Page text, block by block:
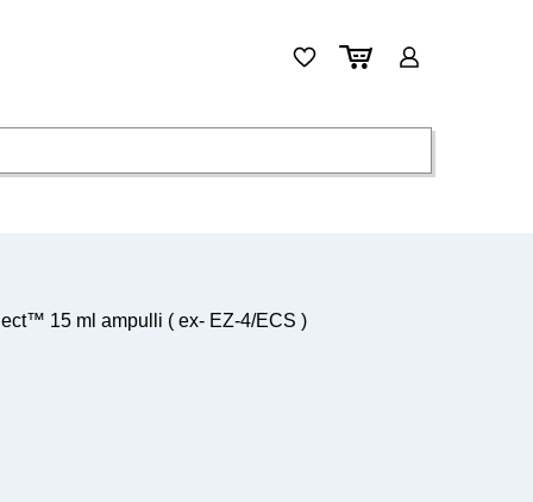
15 ml ampulli ( ex- EZ-4/ECS )